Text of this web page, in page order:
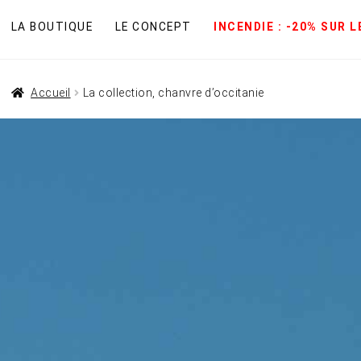
LA BOUTIQUE LE CONCEPT INCENDIE : -20% SUR
Accueil La collection, chanvre d’occitanie